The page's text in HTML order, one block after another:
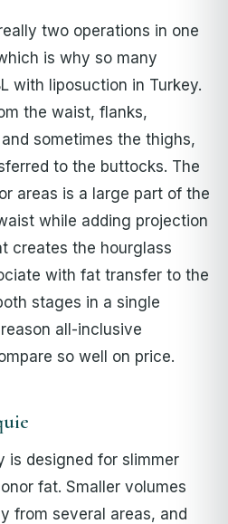
two operations in one
is why so many
with liposuction in Turkey.
the waist, flanks,
sometimes the thighs,
to the buttocks. The
areas is a large part of the
while adding projection
creates the hourglass
with fat transfer to the
stages in a single
all-inclusive
so well on price.
is designed for slimmer
fat. Smaller volumes
from several areas, and